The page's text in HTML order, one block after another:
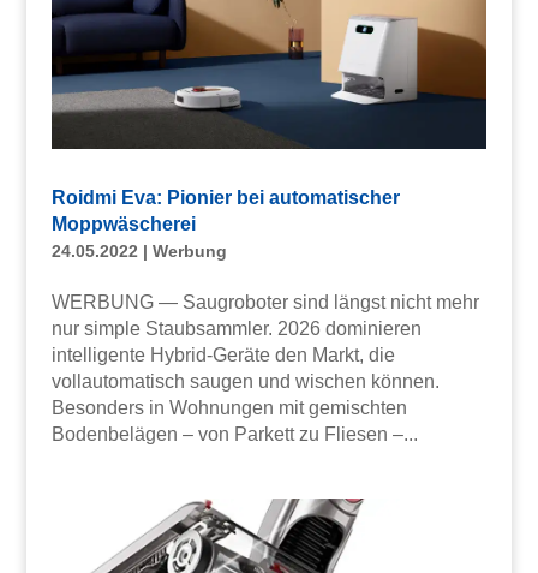
Roidmi Eva: Pionier bei automatischer
Moppwäscherei
24.05.2022 | Werbung
WERBUNG — Saugroboter sind längst nicht mehr
nur simple Staubsammler. 2026 dominieren
intelligente Hybrid-Geräte den Markt, die
vollautomatisch saugen und wischen können.
Besonders in Wohnungen mit gemischten
Bodenbelägen – von Parkett zu Fliesen –...